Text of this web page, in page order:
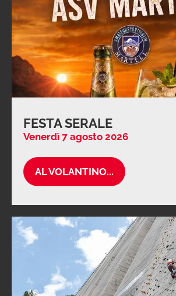
FESTA SERALE
Venerdì 7 agosto 2026
AL VOLANTINO...